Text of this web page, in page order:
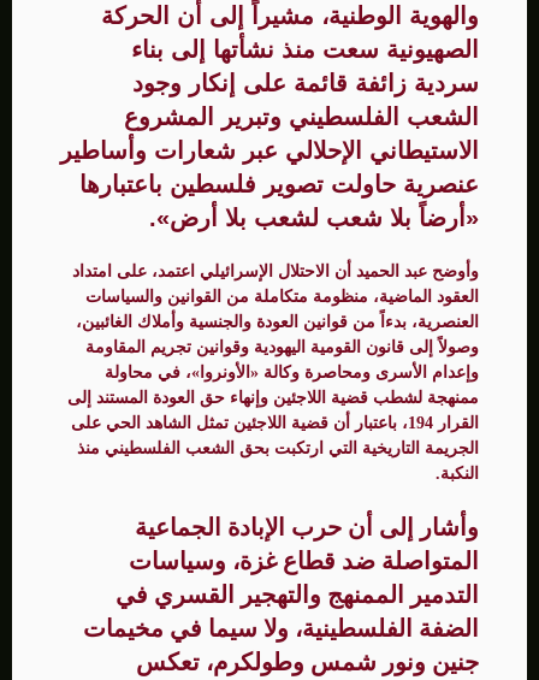
والهوية الوطنية، مشيراً إلى أن الحركة
الصهيونية سعت منذ نشأتها إلى بناء
سردية زائفة قائمة على إنكار وجود
الشعب الفلسطيني وتبرير المشروع
الاستيطاني الإحلالي عبر شعارات وأساطير
عنصرية حاولت تصوير فلسطين باعتبارها
«أرضاً بلا شعب لشعب بلا أرض».
وأوضح عبد الحميد أن الاحتلال الإسرائيلي اعتمد، على امتداد
العقود الماضية، منظومة متكاملة من القوانين والسياسات
العنصرية، بدءاً من قوانين العودة والجنسية وأملاك الغائبين،
وصولاً إلى قانون القومية اليهودية وقوانين تجريم المقاومة
وإعدام الأسرى ومحاصرة وكالة «الأونروا»، في محاولة
ممنهجة لشطب قضية اللاجئين وإنهاء حق العودة المستند إلى
القرار 194، باعتبار أن قضية اللاجئين تمثل الشاهد الحي على
الجريمة التاريخية التي ارتكبت بحق الشعب الفلسطيني منذ
النكبة.
وأشار إلى أن حرب الإبادة الجماعية
المتواصلة ضد قطاع غزة، وسياسات
التدمير الممنهج والتهجير القسري في
الضفة الفلسطينية، ولا سيما في مخيمات
جنين ونور شمس وطولكرم، تعكس